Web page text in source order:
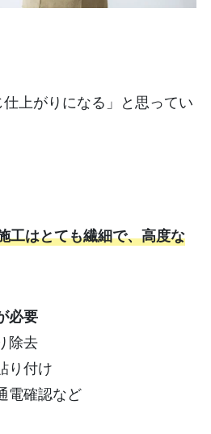
仕上がりになる」と思ってい
工はとても繊細で、高度な
必要
除去
り付け
電確認など